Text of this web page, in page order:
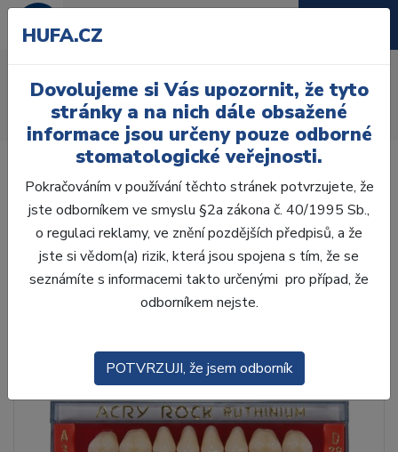
Úvod Zuby
AcryRock
AcryRock frontální H 6 ks S63, D2
HUFA.CZ
Dovolujeme si Vás upozornit, že tyto
stránky a na nich dále obsažené
informace jsou určeny pouze odborné
stomatologické veřejnosti.
Pokračováním v používání těchto stránek potvrzujete, že
jste odborníkem ve smyslu §2a zákona č. 40/1995 Sb.,
o regulaci reklamy, ve znění pozdějších předpisů, a že
jste si vědom(a) rizik, která jsou spojena s tím, že se
seznámíte s informacemi takto určenými pro případ, že
odborníkem nejste.
POTVRZUJI, že jsem odborník